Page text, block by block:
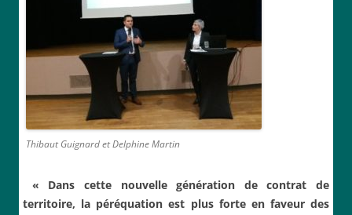
Thibaut Guignard et Delphine Martin
« Dans cettenouvelle génération de contrat de
territoire, la péréquationest plus forte en faveur des